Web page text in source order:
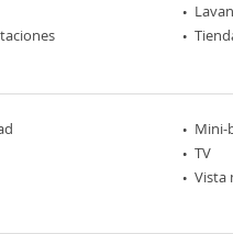
Mini-
TV
Vista